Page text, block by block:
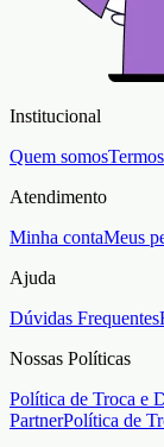
Institucional
Quem somos
Atendimento
Minha contaMeus
Ajuda
Dúvidas Frequentes
Nossas Políticas
Política de Troca e
PartnerPolítica de